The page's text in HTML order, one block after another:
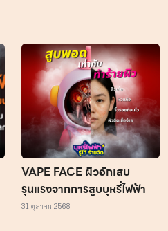
VAPE FACE ผิวอักเสบ
รุนแรงจากการสูบบุหรี่ไฟฟ้า
31 ตุลาคม 2568